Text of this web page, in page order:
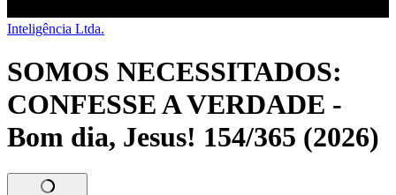
Inteligência Ltda.
SOMOS NECESSITADOS:
CONFESSE A VERDADE -
Bom dia, Jesus! 154/365 (2026)